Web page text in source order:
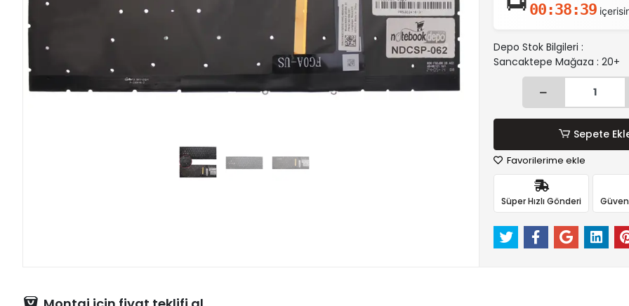
00:38:38
Depo Stok Bilgileri :
Sancaktepe Mağaza : 20+
Sepete
Favorilerime ekle
Süper Hızlı Gönderi